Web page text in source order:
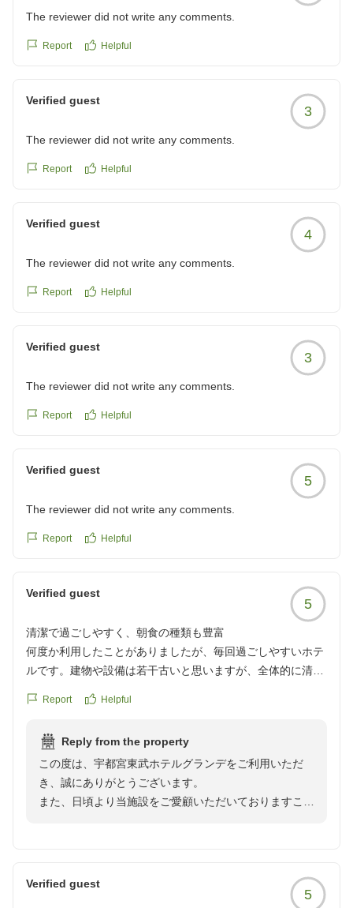
The reviewer did not write any comments.
Report Helpful
Verified guest
3
The reviewer did not write any comments.
Report Helpful
Verified guest
4
The reviewer did not write any comments.
Report Helpful
Verified guest
3
The reviewer did not write any comments.
Report Helpful
Verified guest
5
The reviewer did not write any comments.
Report Helpful
Verified guest
5
清潔で過ごしやすく、朝食の種類も豊富
何度か利用したことがありましたが、毎回過ごしやすいホテ
ルです。建物や設備は若干古いと思いますが、全体的に清潔
セスはわかりやすく地下駐車場ということもあり大変利用し
込み合うことが無くスムーズでした。また種類が豊富で大変
満足しています。
クチコミの詳細はこちらから
https://review.travel.rakuten.co.jp/hotel/voice/1514?
Report Helpful
Reply from the property
この度は、宇都宮東武ホテルグランデをご利用いただ
き、誠にありがとうございます。
また、日頃より当施設をご愛顧いただいておりますこ
き、大変光栄に存じます。朝食会場でも快適にお過ごし
いただけたご様子を伺い、スタッフ一同安堵いたしまし
Verified guest
5